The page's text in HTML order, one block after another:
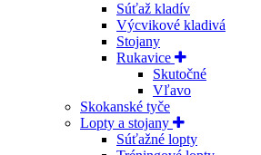
Súťaž kladív
Výcvikové kladivá
Stojany
Rukavice
Skutočné
Vľavo
Skokanské tyče
Lopty a stojany
Súťažné lopty